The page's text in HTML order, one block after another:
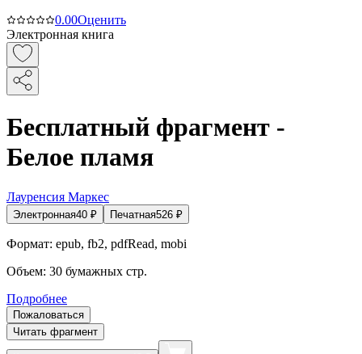
0.00Оценить
Электронная книга
Бесплатный фрагмент -
Белое пламя
Лауренсия Маркес
Электронная40 ₽ Печатная526 ₽
Формат: epub, fb2, pdfRead, mobi
Объем: 30 бумажных стр.
Подробнее
Пожаловаться
Читать фрагмент